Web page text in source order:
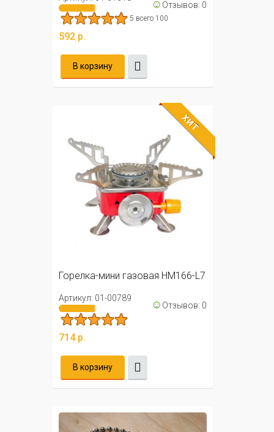
☺ Отзывов: 0
5 всего 100
592 р.
В корзину
ХИТ
Горелка-мини газовая HM166-L7
Артикул: 01-00789 ☺ Отзывов: 0
714 р.
В корзину